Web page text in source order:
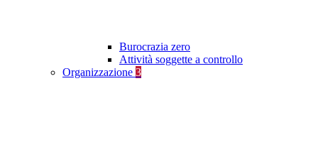
Burocrazia zero
Attività soggette a controllo
Organizzazione 3